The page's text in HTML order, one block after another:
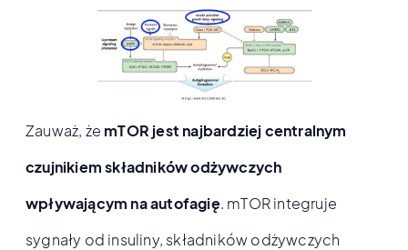
Zauważ, że mTOR jest najbardziej centralnym
czujnikiem składników odżywczych
wpływającym na autofagię. mTOR integruje
sygnały od insuliny, składników odżywczych